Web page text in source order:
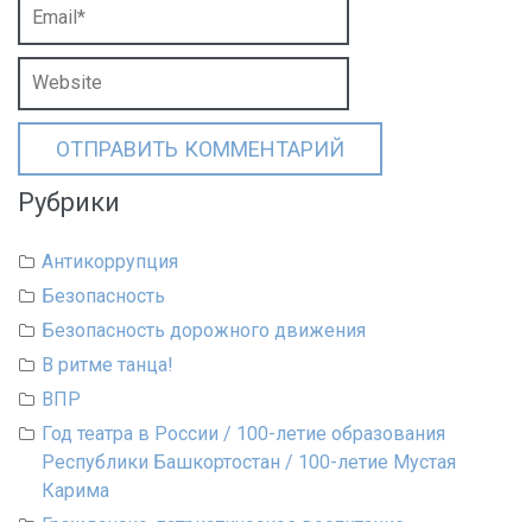
Рубрики
Антикоррупция
Безопасность
Безопасность дорожного движения
В ритме танца!
ВПР
Год театра в России / 100-летие образования
Республики Башкортостан / 100-летие Мустая
Карима